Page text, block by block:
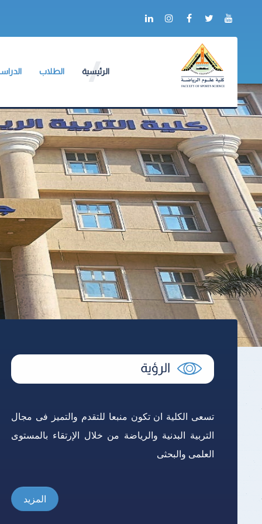
الرئيسية
أعلام الكلية
التدريب
ألبوم الصور
شكاوى ومقترحات
خدمات الكترونية
العلاقات الدولية
الطلاب
لائحة طلاب
الجداول الدراسية
جداول الإمتحانات
الكنترولات
أرقام الجلوس
أماكن اللجان
نماذج الإجابات
نتائج الامتحانات
لائحة
دليل
آليات
ميثاق
تسعى الكلية ان تكون منبعا للتقدم والتميز فى مجال
التربية البدنية والرياضة من خلال الإرتقاء بالمستوى
العلمى والبحثى
المزيد